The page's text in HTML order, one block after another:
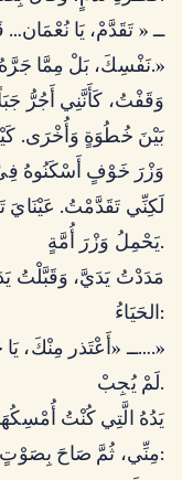
ــ « تَقَدَّمْ، يَا
نَفْسِكَ، بَلْ مِمَّا جَرَّهُ غِيَابُكَ عَلَيْنَا.»
وَقَفْتُ، كَأَنَّنِي أَجُرُّ
بَيْنَ خُطُوَةٍ وَأُخْرَى.
وَزْرَ خَوْفٍ أَسْكَنُوهُ
لَكِنِّي تَقَدَّمْتُ.
يَحْمِلُ وَزْرَ أُمَّةٍ.
مَدَدْتُ يَدَيَّ، وَقَبَّلْتُ
الحَيَاءُ:
ــ «أَعْتَذر مِنْكَ، يَا جَدِّي….»
لَمْ يُجِبْ.
يَدُهُ الَّتِي كُنْتُ
مِنِّي، ثُمَّ صَاحَ بِصَوْتٍ تَصَدَّعَتْ لَهُ جُدْرَانُ البَيْتِ: